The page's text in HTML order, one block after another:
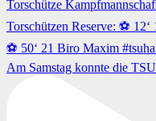
Am Samstag konnte die